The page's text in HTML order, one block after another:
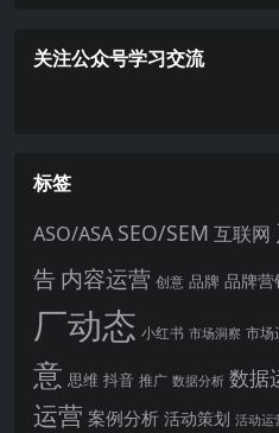
关注公众号学习交流
标签
ASO/ASA SEO/SEM 互联网
告 内容运营 创意 品牌 品牌营
厂动态 小红书 市场洞察 市场
意 思维 抖音 推广 数据分析 数据
运营 案例分析 活动策划 活动运